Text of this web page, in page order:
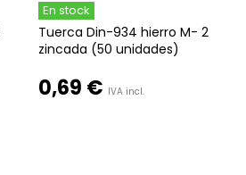
En stock
Tuerca Din-934 hierro M- 2
zincada (50 unidades)
0,69 € IVA incl.